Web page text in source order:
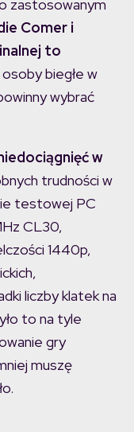
zastosowanym
Comer i
to
biegłe w
wybrać
w
trudności w
testowej PC
CL30,
1440p,
liczby klatek na
to na tyle
gry
muszę